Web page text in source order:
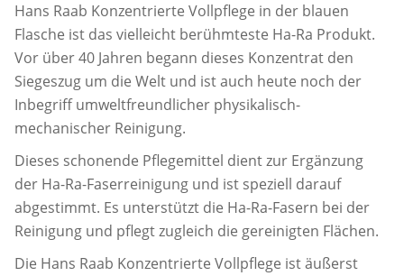
Hans Raab Konzentrierte Vollpflege in der blauen
Flasche ist das vielleicht berühmteste Ha-Ra Produkt.
Vor über 40 Jahren begann dieses Konzentrat den
Siegeszug um die Welt und ist auch heute noch der
Inbegriff umweltfreundlicher physikalisch-
mechanischer Reinigung.
Dieses schonende Pflegemittel dient zur Ergänzung
der Ha-Ra-Faserreinigung und ist speziell darauf
abgestimmt. Es unterstützt die Ha-Ra-Fasern bei der
Reinigung und pflegt zugleich die gereinigten Flächen.
Die Hans Raab Konzentrierte Vollpflege ist äußerst